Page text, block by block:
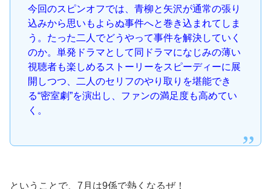
今回のスピンオフでは、青柳と矢沢が通常の張り
込みから思いもよらぬ事件へと巻き込まれてしま
う。たった二人でどうやって事件を解決していく
のか。単発ドラマとして同ドラマになじみの薄い
視聴者も楽しめるストーリーをスピーディーに展
開しつつ、二人のセリフのやり取りを堪能でき
る“密室劇”を演出し、ファンの満足度も高めてい
く。
ということで、7月は9係で熱くなるぜ！